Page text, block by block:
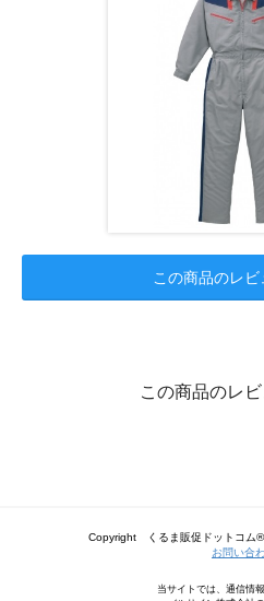
この商品のレ
この商品のレ
Copyright くるま販促ドットコム
お問い合
当サイトでは、通信情